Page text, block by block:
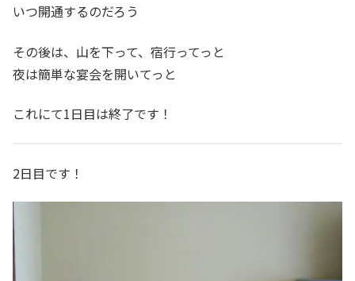
いつ開通するのだろう
その後は、山を下って、宿行ってっと
夜は簡単な宴会を開いてっと
これにて1日目は終了です！
2日目です！